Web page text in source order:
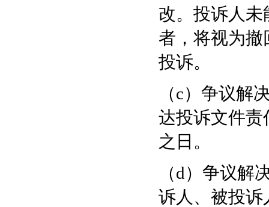
改。投诉人
者，将视为撤
投诉。
（c）争议解
达投诉文件责
之日。
（d）争议解
诉人、被投诉